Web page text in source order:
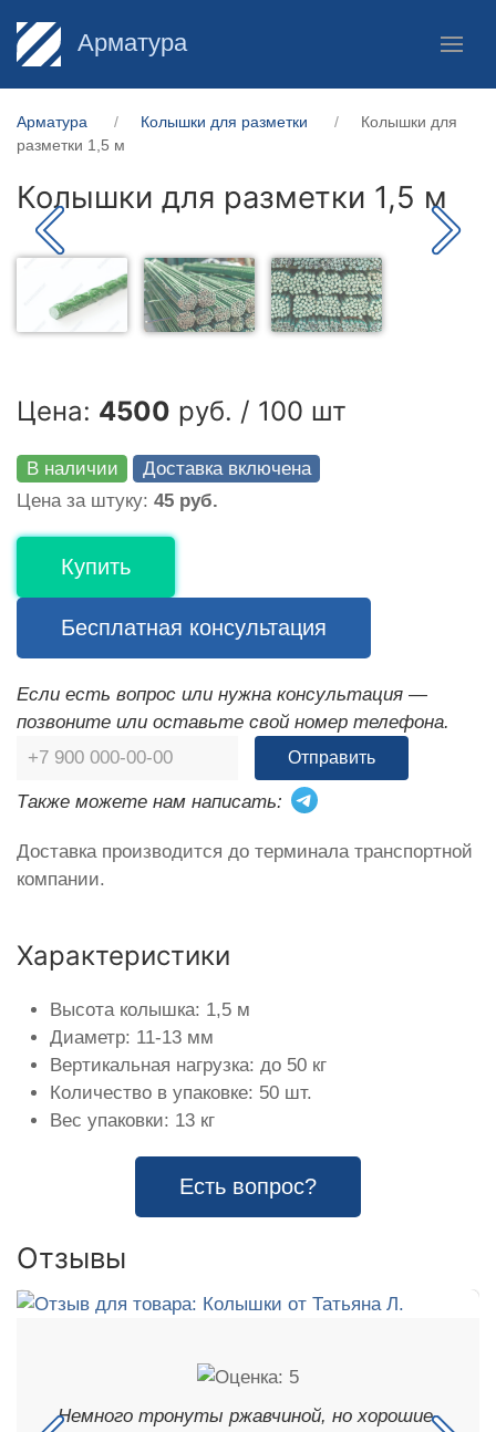
Арматура
Арматура Колышки для разметки
Колышки для
разметки 1,5 м
Колышки для разметки 1,5 м
Цена: 4500 руб. / 100 шт
В наличии
Доставка включена
Цена за штуку: 45 руб.
Купить
Бесплатная консультация
Если есть вопрос или нужна консультация —
позвоните или оставьте свой номер телефона.
Отправить
Также можете нам написать:
Доставка производится до терминала транспортной
компании.
Характеристики
Высота колышка: 1,5 м
Диаметр: 11-13 мм
Вертикальная нагрузка: до 50 кг
Количество в упаковке: 50 шт.
Вес упаковки: 13 кг
Есть вопрос?
Отзывы
Немного тронуты ржавчиной, но хорошие.